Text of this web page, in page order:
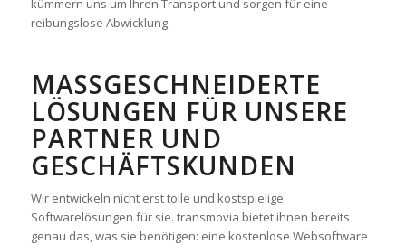
kümmern uns um Ihren Transport und sorgen für eine
reibungslose Abwicklung.
MASSGESCHNEIDERTE L
ÖSUNGEN FÜR UNSERE P
ARTNER UND G
ESCHÄFTSKUNDEN
Wir entwickeln nicht erst tolle und kostspielige
Softwarelösungen für sie. transmovia bietet ihnen bereits
genau das, was sie benötigen: eine kostenlose Websoftware